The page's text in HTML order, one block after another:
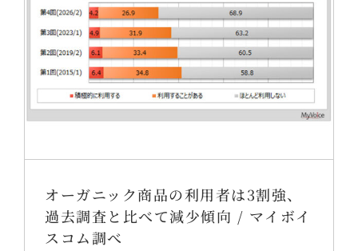
オーガニック商品の利用者は3割強、
過去調査と比べて減少傾向 / マイボイ
スコム調べ